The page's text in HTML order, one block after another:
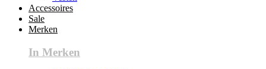
Accessoires
Sale
Merken
In Merken